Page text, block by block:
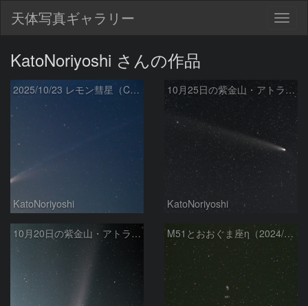
天体写真ギャラリー
KatoNoriyoshi さんの作品
2025/10/23 レモン彗星（C/2025 A6）
KatoNoriyoshi
10月25日の紫金山・アトラス彗星（C/2023 A3）
KatoNoriyoshi
10月20日の紫金山・アトラス彗星（C/2023 A3） M51とおおぐま座η（2024/6/5）